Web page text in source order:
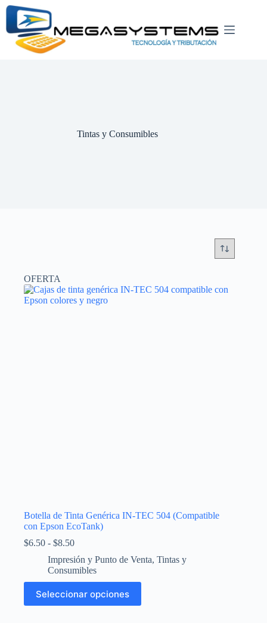
Saltar
contenido
Tintas y Consumibles
OFERTA
Botella de Tinta Genérica IN-TEC 504 (Compatible
con Epson EcoTank)
$6.50 - $8.50Rango
precios:
desde
$6.50
hasta
$8.50
Impresión y Punto de Venta, Tintas y
Consumibles
Seleccionar opciones
Este
producto
tiene